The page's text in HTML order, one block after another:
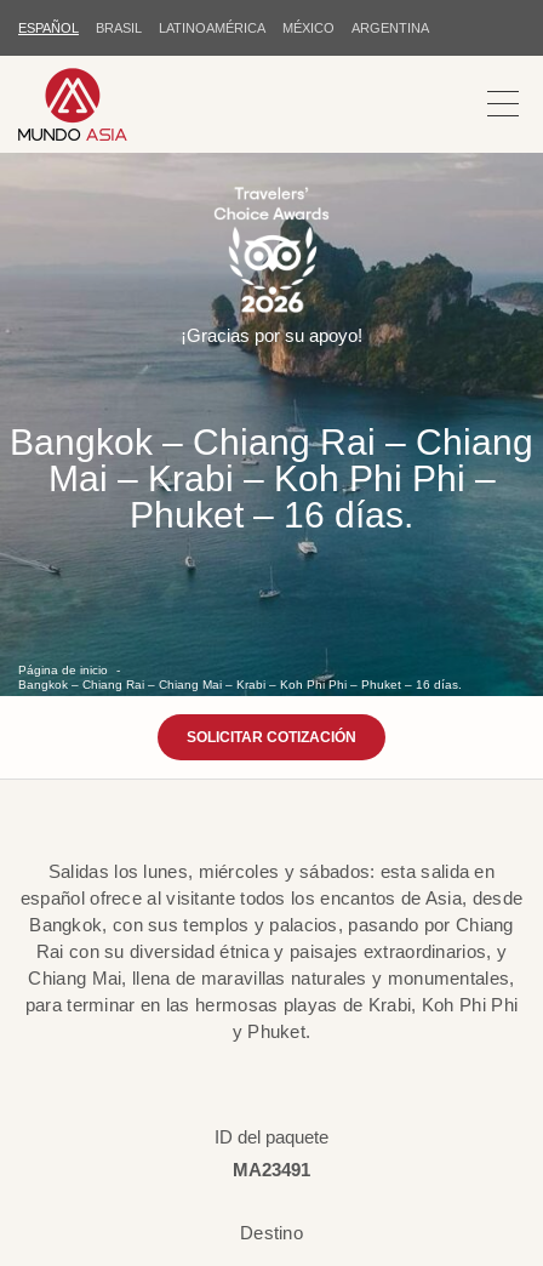
ESPAÑOL BRASIL LATINOAMÉRICA MÉXICO ARGENTINA
Bangkok – Chiang Rai – Chiang
Mai – Krabi – Koh Phi Phi –
Phuket – 16 días.
Página de inicio
Bangkok – Chiang Rai – Chiang Mai – Krabi – Koh Phi Phi – Phuket – 16 días.
¡Gracias por su apoyo!
SOLICITAR COTIZACIÓN
Salidas los lunes, miércoles y sábados: esta salida en
español ofrece al visitante todos los encantos de Asia, desde
Bangkok, con sus templos y palacios, pasando por Chiang
Rai con su diversidad étnica y paisajes extraordinarios, y
Chiang Mai, llena de maravillas naturales y monumentales,
para terminar en las hermosas playas de Krabi, Koh Phi Phi
y Phuket.
ID del paquete
MA23491
Destino